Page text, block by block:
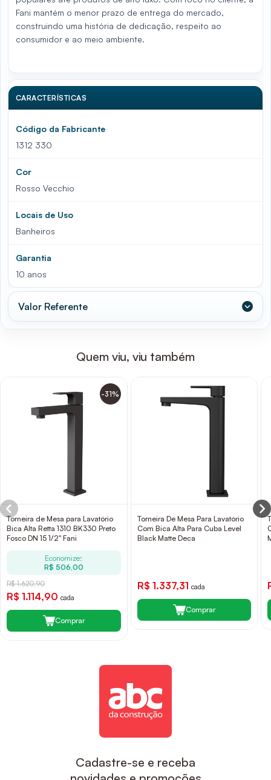
Fani mantém o menor prazo de entrega do mercado,
construindo uma história de dedicação, respeito ao
consumidor e ao meio ambiente.
CARACTERÍSTICAS
Código da Fabricante
1312 330
Cor
Rosso Vecchio
Locais de Uso
Banheiros
Garantia
10 anos
Valor Referente
Quem viu, viu também
-31%
Torneira de Mesa para Lavatório
Bica Alta Retta 1310 BK330 Preto
Fosco DN 15 1/2" Fani
Economize:
R$ 506,00
R$ 1.620,90
R$ 1.114,90 cada
Comprar
Torneira De Mesa Para Lavatório
Com Bica Alta Para Cuba Level
Black Matte Deca
R$ 1.337,31 cada
Comprar
Cadastre-se e receba